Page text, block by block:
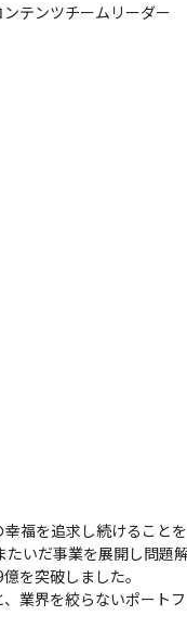
テンツチームリーダー
福を追求し続けること
いだ事業を展開し問題解
を突破しました。
業界を絞らないポート